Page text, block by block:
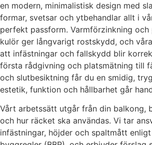
en modern, minimalistisk design med
formar, svetsar och ytbehandlar allt i
perfekt passform. Varmförzinkning
kulör ger långvarigt rostskydd, och
att infästningar och fallskydd blir
första rådgivning och platsmätning till
och slutbesiktning får du en smidig,
estetik, funktion och hållbarhet går
Vårt arbetssätt utgår från din balkong,
och hur räcket ska användas. Vi tar
infästningar, höjder och spaltmått